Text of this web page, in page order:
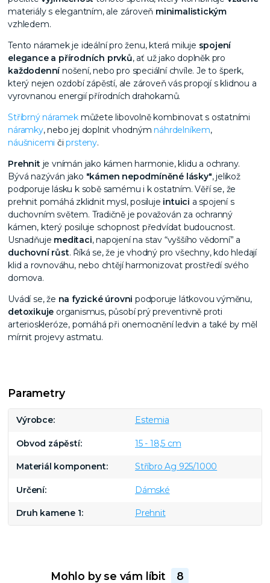
materiály s elegantním, ale zároveň minimalistickým
vzhledem.
Tento náramek je ideální pro ženu, která miluje spojení
elegance a přírodních prvků, ať už jako doplněk pro
každodennínošení, nebo pro speciální chvíle. Je to šperk,
který nejen ozdobí zápěstí, ale zároveň vás propojí s klidnou a
vyrovnanou energií přírodních drahokamů.
Stříbrný náramekmůžete libovolně kombinovat s ostatními
náramky, nebo jej doplnit vhodným náhrdelníkem,
náušnicemi čiprsteny.
Prehnitje vnímán jako kámen harmonie, klidu a ochrany.
Bývá nazýván jako "kámen nepodmíněné lásky", jelikož
podporuje lásku k sobě samému i k ostatním. Věří se, že
prehnit pomáhá zklidnit mysl, posiluje intuici a spojení s
duchovním světem. Tradičně je považován za ochranný
kámen, který posiluje schopnost předvídat budoucnost.
Usnadňuje meditaci, napojení na stav “vyššího vědomí” a
duchovní růst. Říká se, že je vhodný pro všechny, kdo hledají
klid a rovnováhu, nebo chtějí harmonizovat prostředí svého
domova.
Uvádí se, že na fyzické úrovni podporuje látkovou výměnu,
detoxikuje organismus, působí prý preventivně proti
arterioskleróze, pomáhá při onemocnění ledvin a také by měl
mírnit projevy astmatu.
Parametry
Výrobce Estemia
Obvod zápěstí 15 - 18,5 cm
Materiál komponent Stříbro Ag 925/1000
Určení Dámské
Druh kamene 1 Prehnit
Mohlo by se vám líbit 8